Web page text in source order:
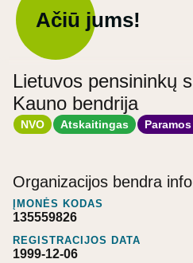
Ačiū jums!
Lietuvos pensininkų
Kauno bendrija
NVO Atskaitingas
Organizacijos bendra
ĮMONĖS KODAS
135559826
REGISTRACIJOS DATA
1999-12-06